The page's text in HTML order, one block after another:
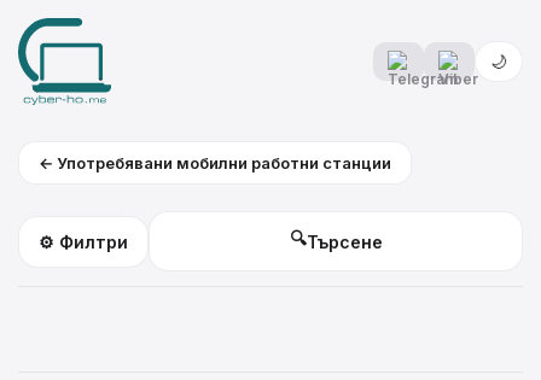
🌙
← Употребявани мобилни работни станции
⚙️ Филтри 🔍